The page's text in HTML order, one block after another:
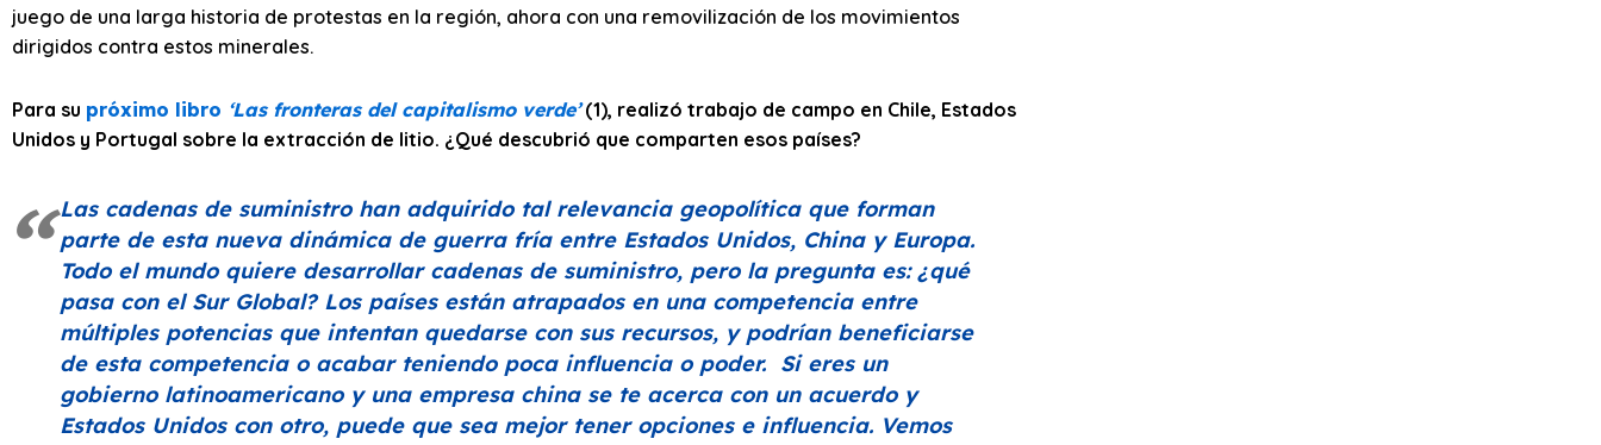
juego de una larga historia de protestas en la región, ahora con una removilización de los movimientos
dirigidos contra estos minerales.
Para su próximo libro ‘Las fronteras del capitalismo verde’(1), realizó trabajo de campo en Chile, Estados
Unidos y Portugal sobre la extracción de litio. ¿Qué descubrió que comparten esos países?
Las cadenas de suministro han adquirido tal relevancia geopolítica que forman
parte de esta nueva dinámica de guerra fría entre Estados Unidos, China y Europa.
Todo el mundo quiere desarrollar cadenas de suministro, pero la pregunta es: ¿qué
pasa con el Sur Global? Los países están atrapados en una competencia entre
múltiples potencias que intentan quedarse con sus recursos, y podrían beneficiarse
de esta competencia o acabar teniendo poca influencia o poder. Si eres un
gobierno latinoamericano y una empresa china se te acerca con un acuerdo y
Estados Unidos con otro, puede que sea mejor tener opciones e influencia. Vemos